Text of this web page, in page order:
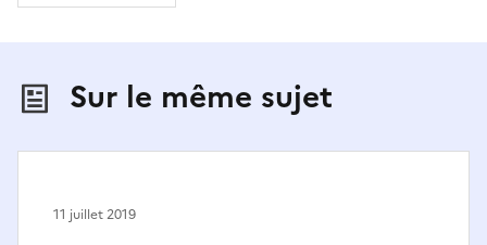
Sur le même sujet
11 juillet 2019